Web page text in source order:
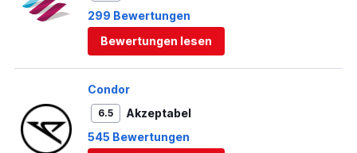
299 Bewertungen
Bewertungen lesen
Condor
6.5
Akzeptabel
545 Bewertungen